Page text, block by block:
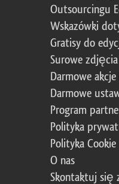
Outsourcingu
Wskazówki
Gratisy do
Surowe
Darmowe
Darmowe
Program
Polityka
Polityka Cookie
O nas
Skontaktuj się